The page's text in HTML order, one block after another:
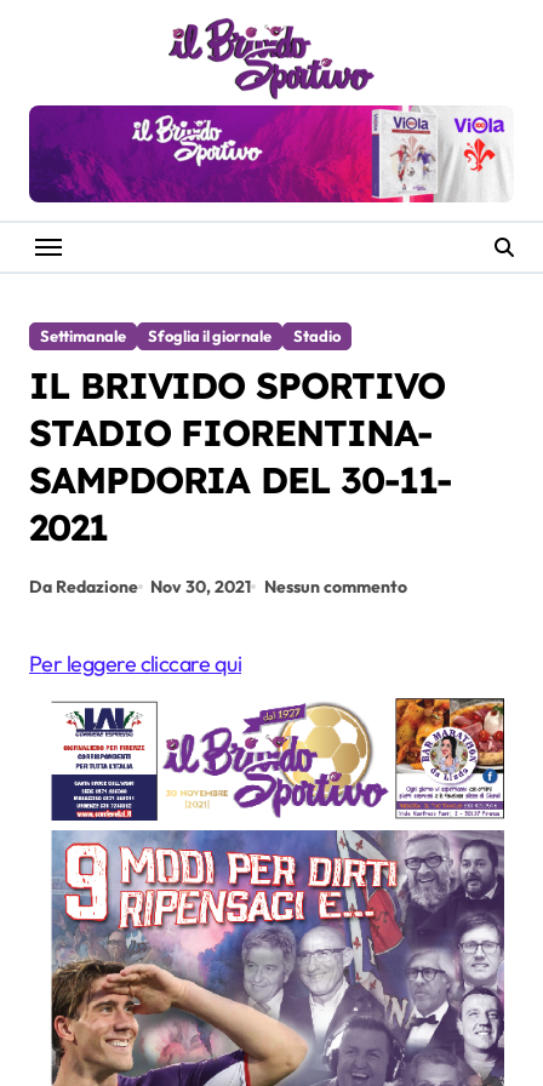
Settimanale Sfoglia il giornale Stadio
IL BRIVIDO SPORTIVO
STADIO FIORENTINA-
SAMPDORIA DEL 30-11-
2021
Da Redazione Nov 30, 2021 Nessun commento
Per leggere cliccare qui